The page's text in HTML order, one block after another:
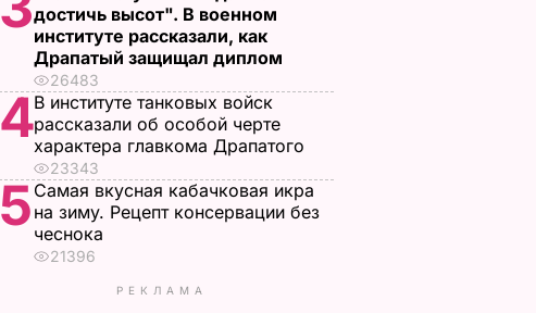
достичь высот". В военном
институте рассказали, как
Драпатый защищал диплом
26483
4В институте танковых войск
рассказали об особой черте
характера главкома Драпатого
23343
5 Самая вкусная кабачковая икра
на зиму. Рецепт консервации без
чеснока
21396
РЕКЛАМА